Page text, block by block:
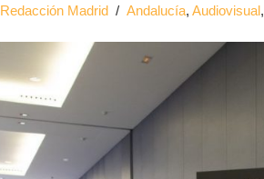
Redacción Madrid Andalucía,Audiovisual,